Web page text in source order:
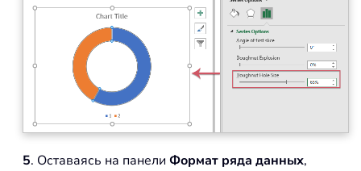
5. Оставаясь на панели Формат ряда данных,